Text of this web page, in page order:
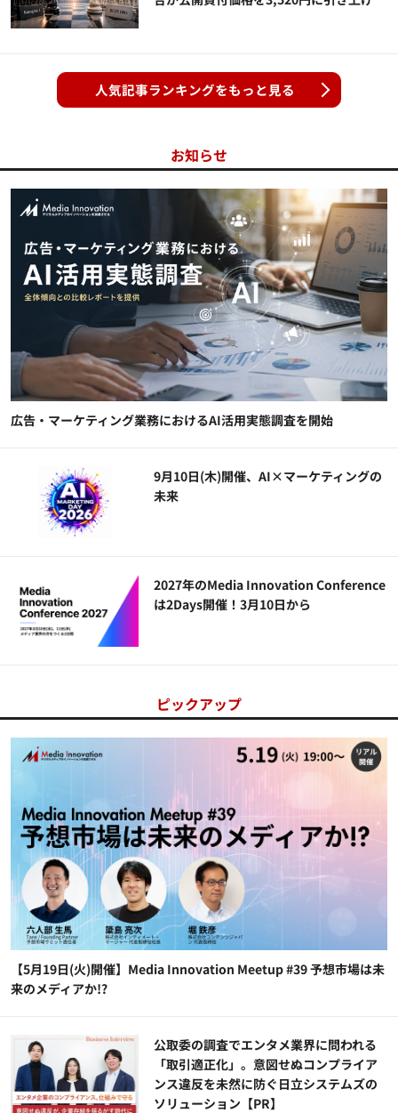
人気記事ランキングをもっと見る
お知らせ
広告・マーケティング業務におけるAI活用実態調査を開始
9月10日(木)開催、AI×マーケティングの
未来
2027年のMedia Innovation Conference
は2Days開催！3月10日から
ピックアップ
【5月19日(火)開催】Media Innovation Meetup #39 予想市場は未
来のメディアか!?
公​​取委の調査でエンタメ業界に問われる
「取引適正化」。意図せぬコンプライア
ンス違反を未然に防ぐ日立システムズの
ソリューション​【PR】